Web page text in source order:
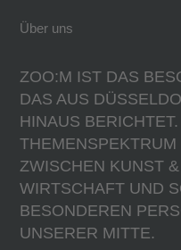
Über uns
ZOO:M IST DAS
DAS AUS
HINAUS
ZWISCHEN KUNST
WIRTSCHAFT UND
BESONDEREN
UNSERER MITTE.